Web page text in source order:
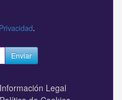
.
Enviar
Información Legal